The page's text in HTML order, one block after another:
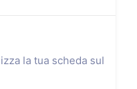
la tua scheda sul